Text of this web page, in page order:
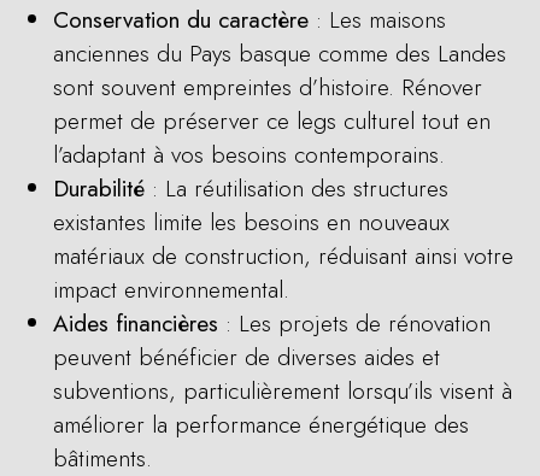
Conservation du caractère : Les maisons
anciennes du Pays basque comme des Landes
sont souvent empreintes d’histoire. Rénover
permet de préserver ce legs culturel tout en
l’adaptant à vos besoins contemporains.
Durabilité : La réutilisation des structures
existantes limite les besoins en nouveaux
matériaux de construction, réduisant ainsi votre
impact environnemental.
Aides financières : Les projets de rénovation
peuvent bénéficier de diverses aides et
subventions, particulièrement lorsqu’ils visent à
améliorer la performance énergétique des
bâtiments.